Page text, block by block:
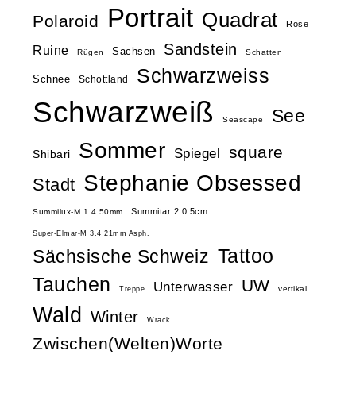
Polaroid Portrait Quadrat Rose
Ruine Rügen Sachsen Sandstein Schatten
Schnee Schottland Schwarzweiss
Schwarzweiß Seascape See
Shibari Sommer Spiegel square
Stadt Stephanie Obsessed
Summilux-M 1.4 50mm Summitar 2.0 5cm
Super-Elmar-M 3.4 21mm Asph.
Sächsische Schweiz Tattoo
Tauchen
Treppe Unterwasser UW vertikal
Wald Winter Wrack
Zwischen(Welten)Worte